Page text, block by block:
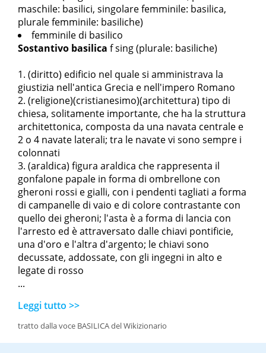
maschile: basilici, singolare femminile: basilica,
plurale femminile: basiliche)
femminile di basilico
Sostantivo basilica f sing(plurale: basiliche)
(diritto) edificio nel quale si amministrava la
giustizia nell'antica Grecia e nell'impero Romano
(religione)(cristianesimo)(architettura) tipo di
chiesa, solitamente importante, che ha la struttura
architettonica, composta da una navata centrale e
2 o 4 navate laterali; tra le navate vi sono sempre i
colonnati
(araldica) figura araldica che rappresenta il
gonfalone papale in forma di ombrellone con
gheroni rossi e gialli, con i pendenti tagliati a forma
di campanelle di vaio e di colore contrastante con
quello dei gheroni; l'asta è a forma di lancia con
l'arresto ed è attraversato dalle chiavi pontificie,
una d'oro e l'altra d'argento; le chiavi sono
decussate, addossate, con gli ingegni in alto e
legate di rosso
...
Leggi tutto >>
tratto dalla voce BASILICA del Wikizionario